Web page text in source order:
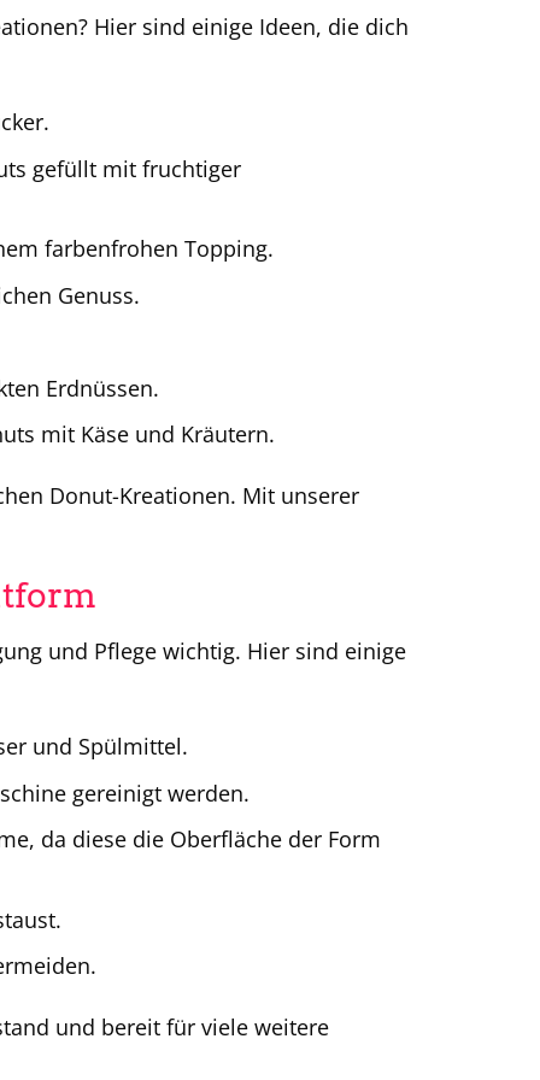
Hier sind einige Ideen, die dich
gefüllt mit fruchtiger
farbenfrohen Topping.
Genuss.
Erdnüssen.
mit Käse und Kräutern.
Donut-Kreationen. Mit unserer
und Pflege wichtig. Hier sind einige
und Spülmittel.
gereinigt werden.
da diese die Oberfläche der Form
und bereit für viele weitere